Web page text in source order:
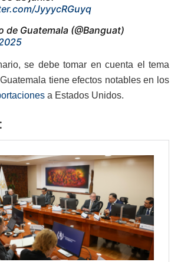
JyyycRGuyq
de Guatemala (@Banguat)
se debe tomar en cuenta el tema
tiene efectos notables en los
a Estados Unidos.